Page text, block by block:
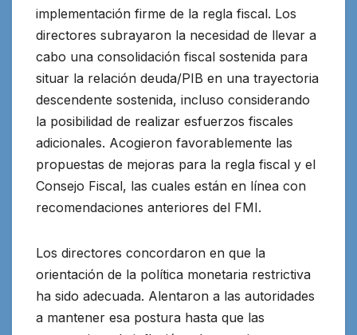
implementación firme de la regla fiscal. Los
directores subrayaron la necesidad de llevar a
cabo una consolidación fiscal sostenida para
situar la relación deuda/PIB en una trayectoria
descendente sostenida, incluso considerando
la posibilidad de realizar esfuerzos fiscales
adicionales. Acogieron favorablemente las
propuestas de mejoras para la regla fiscal y el
Consejo Fiscal, las cuales están en línea con
recomendaciones anteriores del FMI.
Los directores concordaron en que la
orientación de la política monetaria restrictiva
ha sido adecuada. Alentaron a las autoridades
a mantener esa postura hasta que las